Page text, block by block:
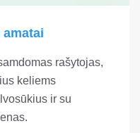
rašytojas,
keliems
ir su